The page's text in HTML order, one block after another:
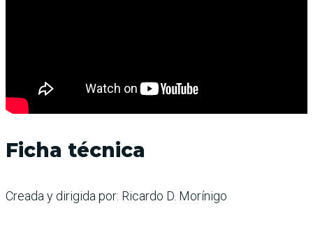
Ficha técnica
Creada y dirigida por: Ricardo D. Morínigo